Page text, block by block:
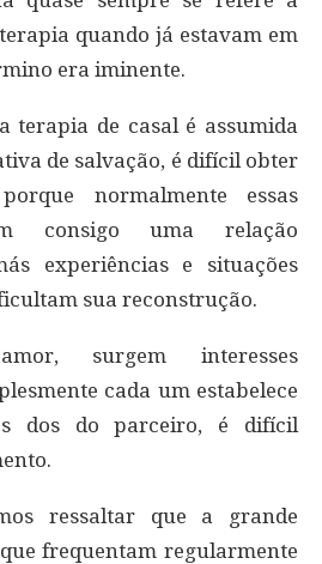
quando já estavam em
era iminente.
terapia de casal é assumida
de salvação, é difícil obter
normalmente essas
consigo uma relação
experiências e situações
sua reconstrução.
surgem interesses
cada um estabelece
dos do parceiro, é difícil
ressaltar que a grande
que frequentam regularmente